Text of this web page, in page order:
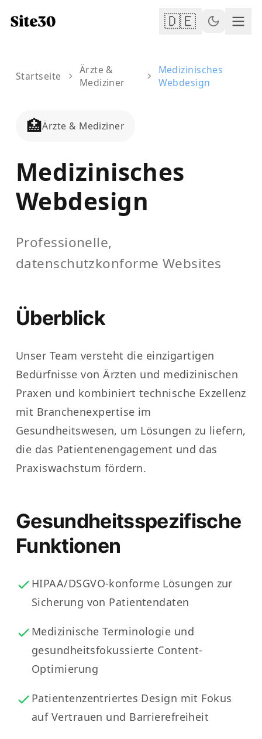
🇩🇪
Startseite
Ärzte &
Mediziner
Medizinisches
Webdesign
🏥Ärzte & Mediziner
Medizinisches
Webdesign
Professionelle,
datenschutzkonforme Websites
Überblick
Unser Team versteht die einzigartigen
Bedürfnisse von Ärzten und medizinischen
Praxen und kombiniert technische Exzellenz
mit Branchenexpertise im
Gesundheitswesen, um Lösungen zu liefern,
die das Patientenengagement und das
Praxiswachstum fördern.
Gesundheitsspezifische
Funktionen
HIPAA/DSGVO-konforme Lösungen zur
Sicherung von Patientendaten
Medizinische Terminologie und
gesundheitsfokussierte Content-
Optimierung
Patientenzentriertes Design mit Fokus
auf Vertrauen und Barrierefreiheit